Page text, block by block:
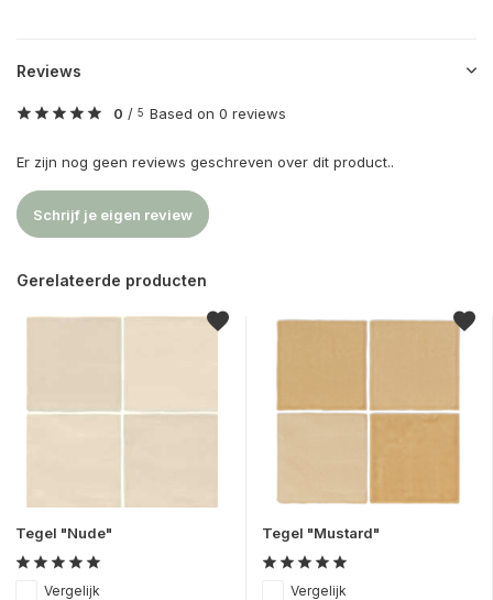
Reviews
0 / 5 Based on 0 reviews
Er zijn nog geen reviews geschreven over dit product..
Schrijf je eigen review
Gerelateerde producten
Tegel "Nude"
Vergelijk
Tegel "Mustard"
Vergelijk